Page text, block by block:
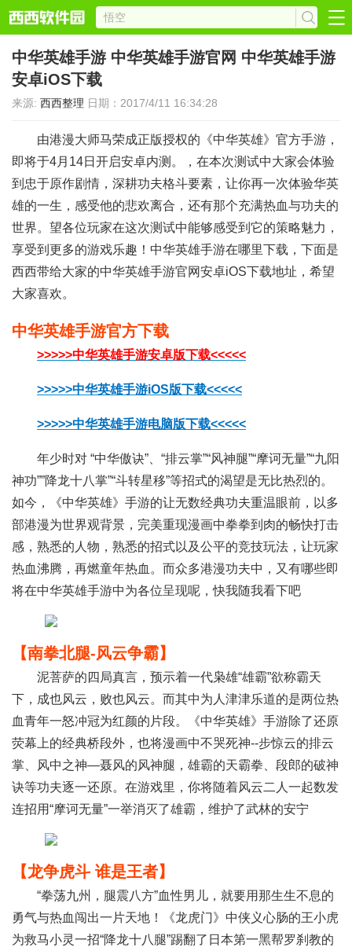
中华英雄手游 中华英雄手游官网 中华英雄手游
安卓iOS下载
来源: 西西整理 日期：2017/4/11 16:34:28
由港漫大师马荣成正版授权的《中华英雄》官方手游，
即将于4月14日开启安卓内测。，在本次测试中大家会体验
到忠于原作剧情，深耕功夫格斗要素，让你再一次体验华英
雄的一生，感受他的悲欢离合，还有那个充满热血与功夫的
世界。望各位玩家在这次测试中能够感受到它的策略魅力，
享受到更多的游戏乐趣！中华英雄手游在哪里下载，下面是
西西带给大家的中华英雄手游官网安卓iOS下载地址，希望
大家喜欢。
中华英雄手游官方下载
>>>>>中华英雄手游安卓版下载<<<<<
>>>>>中华英雄手游iOS版下载<<<<<
>>>>>中华英雄手游电脑版下载<<<<<
年少时对 “中华傲诀”、“排云掌”“风神腿”“摩诃无量”“九阳
神功””降龙十八掌”“斗转星移”等招式的渴望是无比热烈的。
如今，《中华英雄》手游的让无数经典功夫重温眼前，以多
部港漫为世界观背景，完美重现漫画中拳拳到肉的畅快打击
感，熟悉的人物，熟悉的招式以及公平的竞技玩法，让玩家
热血沸腾，再燃童年热血。而众多港漫功夫中，又有哪些即
将在中华英雄手游中为各位呈现呢，快我随我看下吧
【南拳北腿-风云争霸】
泥菩萨的四局真言，预示着一代枭雄“雄霸”欲称霸天
下，成也风云，败也风云。而其中为人津津乐道的是两位热
血青年一怒冲冠为红颜的片段。《中华英雄》手游除了还原
荧幕上的经典桥段外，也将漫画中不哭死神--步惊云的排云
掌、风中之神—聂风的风神腿，雄霸的天霸拳、段郎的破神
诀等功夫逐一还原。在游戏里，你将随着风云二人一起数发
连招用“摩诃无量”一举消灭了雄霸，维护了武林的安宁
【龙争虎斗 谁是王者】
“拳荡九州，腿震八方”血性男儿，就要用那生生不息的
勇气与热血闯出一片天地！《龙虎门》中侠义心肠的王小虎
为救马小灵一招“降龙十八腿”踢翻了日本第一黑帮罗刹教的